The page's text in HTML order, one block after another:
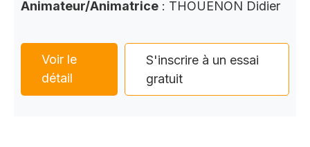
Animateur/Animatrice : THOUENON Didier
Voir le
détail
S'inscrire à un essai
gratuit